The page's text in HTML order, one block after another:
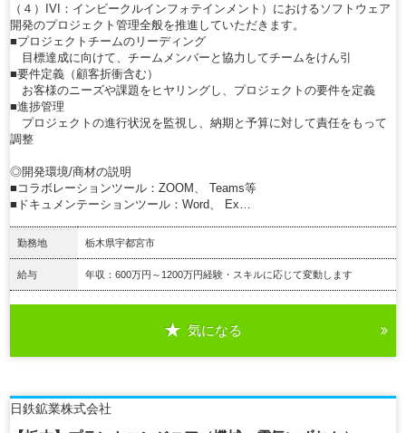
（４）IVI：インビークルインフォテインメント）におけるソフトウェア
開発のプロジェクト管理全般を推進していただきます。
■プロジェクトチームのリーディング
目標達成に向けて、チームメンバーと協力してチームをけん引
■要件定義（顧客折衝含む）
お客様のニーズや課題をヒヤリングし、プロジェクトの要件を定義
■進捗管理
プロジェクトの進行状況を監視し、納期と予算に対して責任をもって
調整
◎開発環境/商材の説明
■コラボレーションツール：ZOOM、 Teams等
■ドキュメンテーションツール：Word、 Ex…
勤務地 栃木県宇都宮市
給与 年収：600万円～1200万円経験・スキルに応じて変動します
気になる
日鉄鉱業株式会社